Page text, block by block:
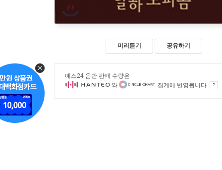
미리듣기 공유하기
예스24 음반 판매 수량은
와
집계에 반영됩니다.